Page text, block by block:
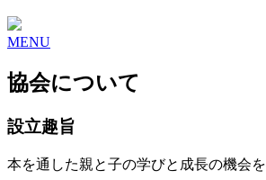
MENU
協会について
設立趣旨
本を通した親と子の学びと成長の機会